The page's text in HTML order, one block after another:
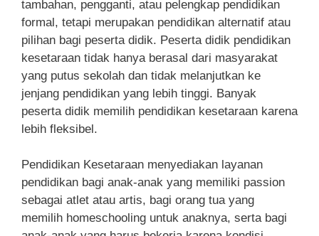
tambahan, pengganti, atau pelengkap pendidikan
formal, tetapi merupakan pendidikan alternatif atau
pilihan bagi peserta didik. Peserta didik pendidikan
kesetaraan tidak hanya berasal dari masyarakat
yang putus sekolah dan tidak melanjutkan ke
jenjang pendidikan yang lebih tinggi. Banyak
peserta didik memilih pendidikan kesetaraan karena
lebih fleksibel.
Pendidikan Kesetaraan menyediakan layanan
pendidikan bagi anak-anak yang memiliki passion
sebagai atlet atau artis, bagi orang tua yang
memilih homeschooling untuk anaknya, serta bagi